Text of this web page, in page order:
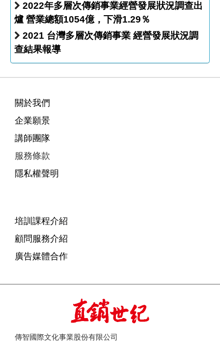
2022年多層次傳銷事業經營發展狀況調查出
爐 營業總額1054億，下滑1.29％
2021 台灣多層次傳銷事業 經營發展狀況調
查結果報導
關於我們
企業願景
講師團隊
服務條款
隱私權聲明
培訓課程介紹
顧問服務介紹
廣告媒體合作
傳智國際文化事業股份有限公司